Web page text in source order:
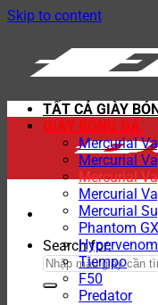
Skip to content
Search for:
TẤT CẢ GIÀY
GIÀY BÓNG ĐÁ
Mercurial
Mercurial
Mercurial
Mercurial
Mercurial
Phantom
Hypervenom
Tiempo
F50
Predator